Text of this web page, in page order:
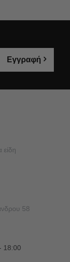
Εγγραφή
είδη
58
18:00